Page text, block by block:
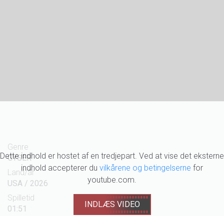
Dette indhold er hostet af en tredjepart. Ved at vise det eksterne
indhold accepterer du vilkårene og betingelserne for
youtube.com.
INDLÆS VIDEO
Genre
GYSER
Land/år
USA / 2026
Spilletid
01:51